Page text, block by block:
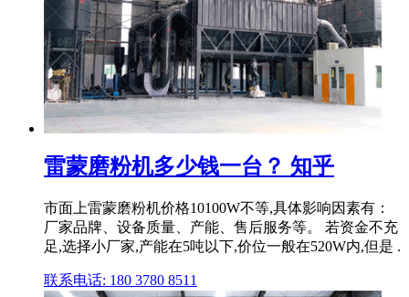
雷蒙磨粉机多少钱一台？ 知乎
市面上雷蒙磨粉机价格10100W不等,具体影响因素有：
厂家品牌、设备质量、产能、售后服务等。 若资金不充
足,选择小厂家,产能在5吨以下,价位一般在520W内,但是 .
联系电话: 180 3780 8511